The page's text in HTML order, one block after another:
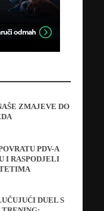
ZMAJEVE DO
PDV-A
I RASPODJELI
DUEL S